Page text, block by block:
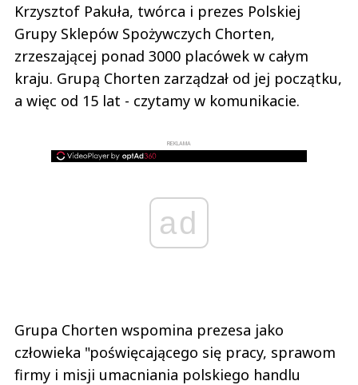
Krzysztof Pakuła, twórca i prezes Polskiej
Grupy Sklepów Spożywczych Chorten,
zrzeszającej ponad 3000 placówek w całym
kraju. Grupą Chorten zarządzał od jej początku,
a więc od 15 lat - czytamy w komunikacie.
REKLAMA
ad
Grupa Chorten wspomina prezesa jako
człowieka "poświęcającego się pracy, sprawom
firmy i misji umacniania polskiego handlu